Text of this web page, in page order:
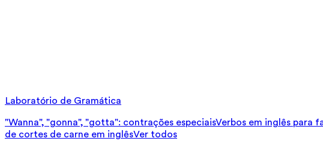
Laboratório de Gramática
"Wanna", "gonna", "gotta": contrações especiaisVerbos em inglês para
de cortes de carne em inglêsVer todos